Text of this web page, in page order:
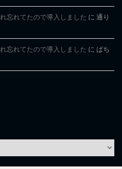
忘れてたので導入しました に 通り
忘れてたので導入しました に ぱち